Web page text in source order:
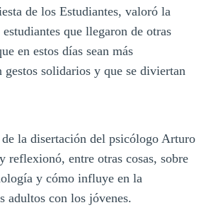
de los Estudiantes, valoró la
que llegaron de otras
en estos días sean más
gestos solidarios y que se diviertan
la disertación del psicólogo Arturo
reflexionó, entre otras cosas, sobre
y cómo influye en la
adultos con los jóvenes.